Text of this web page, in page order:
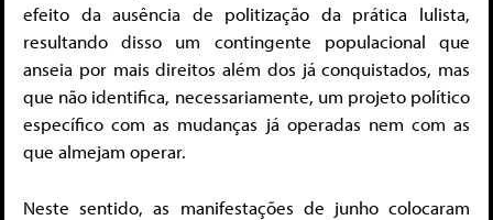
efeito da ausência de politização da prática lulista,
resultando disso um contingente populacional que
anseia por mais direitos além dos já conquistados, mas
que não identifica, necessariamente, um projeto político
específico com as mudanças já operadas nem com as
que almejam operar.
Neste sentido, as manifestações de junho colocaram